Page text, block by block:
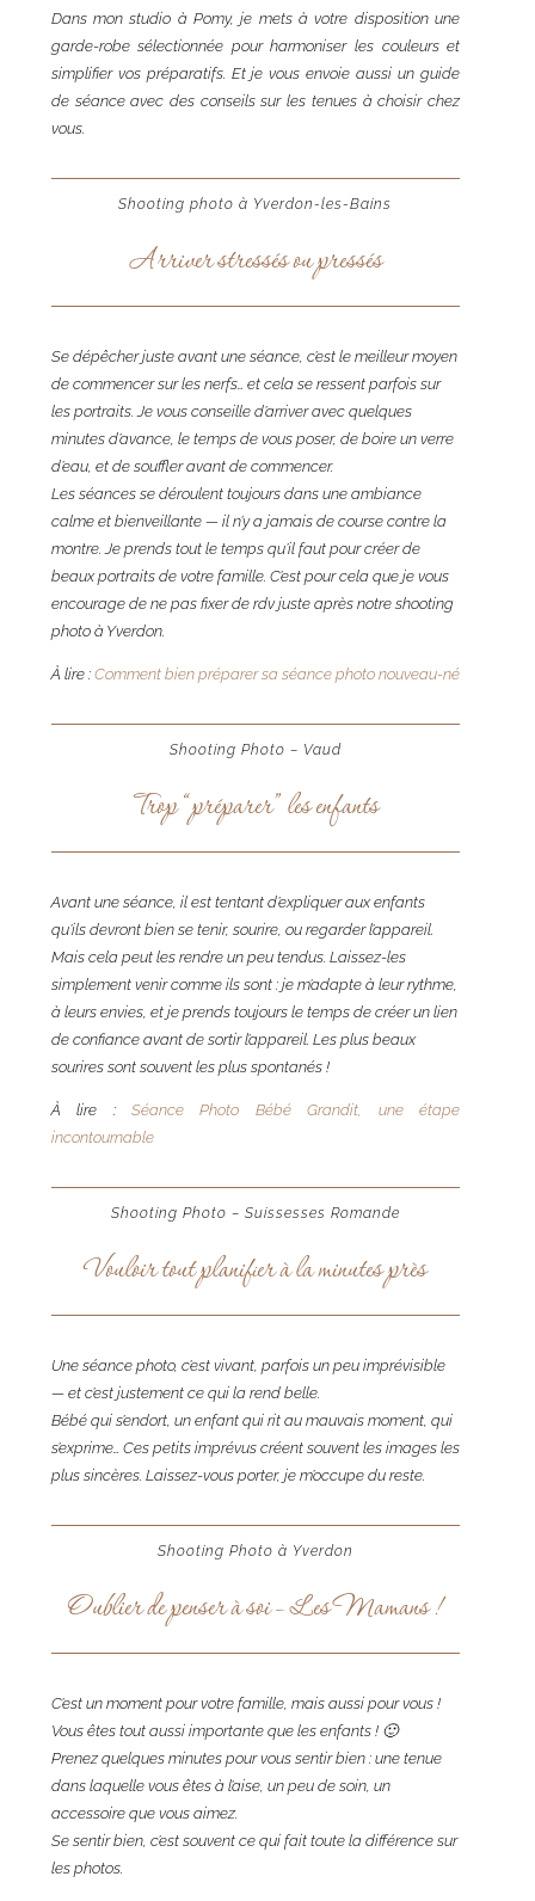
Dans mon studio à Pomy, je mets à votre disposition une
garde-robe sélectionnée pour harmoniser les couleurs et
simplifier vos préparatifs. Et je vous envoie aussi un guide
de séance avec des conseils sur les tenues à choisir chez
vous.
Shooting photo à Yverdon-les-Bains
Arriver stressés ou pressés
Se dépêcher juste avant une séance, c’est le meilleur moyen
de commencer sur les nerfs… et cela se ressent parfois sur
les portraits. Je vous conseille d’arriver avec quelques
minutes d’avance, le temps de vous poser, de boire un verre
d’eau, et de souffler avant de commencer.
Les séances se déroulent toujours dans une ambiance
calme et bienveillante — il n’y a jamais de course contre la
montre. Je prends tout le temps qu’il faut pour créer de
beaux portraits de votre famille. C’est pour cela que je vous
encourage de ne pas fixer de rdv juste après notre shooting
photo à Yverdon.
À lire : Comment bien préparer sa séance photo nouveau-né
Shooting Photo – Vaud
Trop “préparer” les enfants
Avant une séance, il est tentant d’expliquer aux enfants
qu’ils devront bien se tenir, sourire, ou regarder l’appareil.
Mais cela peut les rendre un peu tendus. Laissez-les
simplement venir comme ils sont : je m’adapte à leur rythme,
à leurs envies, et je prends toujours le temps de créer un lien
de confiance avant de sortir l’appareil. Les plus beaux
sourires sont souvent les plus spontanés !
À lire :Séance Photo Bébé Grandit, une étape
incontournable
Shooting Photo – Suissesses Romande
Vouloir tout planifier à la minutes près
Une séance photo, c’est vivant, parfois un peu imprévisible
— et c’est justement ce qui la rend belle.
Bébé qui s’endort, un enfant qui rit au mauvais moment, qui
s’exprime… Ces petits imprévus créent souvent les images les
plus sincères. Laissez-vous porter, je m’occupe du reste.
Shooting Photo à Yverdon
Oublier de penser à soi – Les Mamans !
C’est un moment pour votre famille, mais aussi pour vous !
Vous êtes tout aussi importante que les enfants ! 🙂
Prenez quelques minutes pour vous sentir bien : une tenue
dans laquelle vous êtes à l’aise, un peu de soin, un
accessoire que vous aimez.
Se sentir bien, c’est souvent ce qui fait toute la différence sur
les photos.